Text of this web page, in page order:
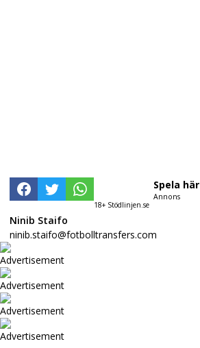
18+ Stödlinjen.se
Spela här
Annons
Ninib Staifo
ninib.staifo@fotbolltransfers.com